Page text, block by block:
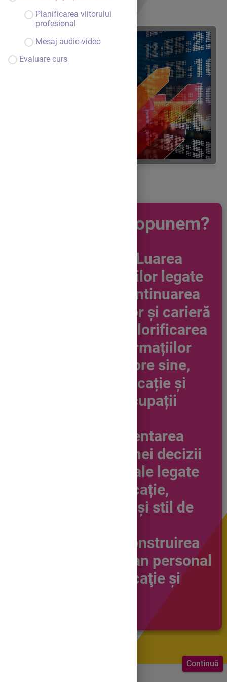
Planificarea viitorului
profesional
Mesaj audio-video
Evaluare curs
Continuă
Ce ne propunem?
4. Luarea
deciziilor legate
de continuarea
studiilor şi carieră
prin valorificarea
informațiilor
despre sine,
educație și
ocupații
Argumentarea
luării unei decizii
personale legate
de educație,
carieră și stil de
4.2. Construirea
unui plan personal
de educaţie şi